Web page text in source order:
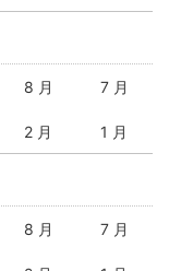
8 月 7 月
2 月 1 月
8 月 7 月